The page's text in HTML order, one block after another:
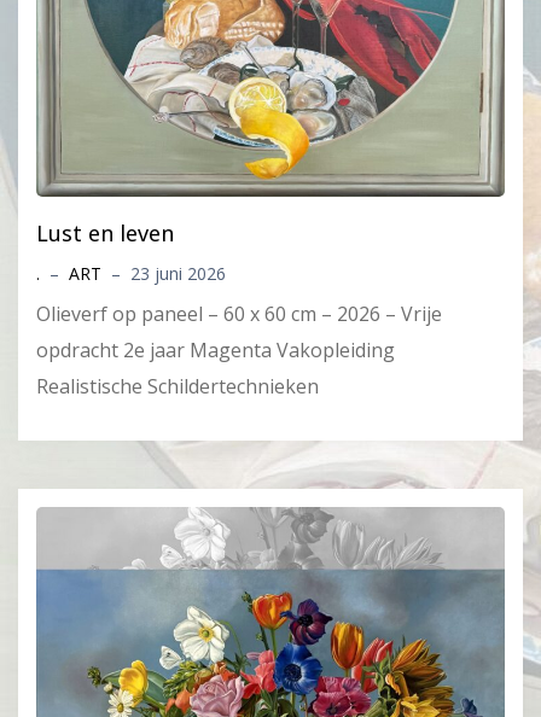
Lust en leven
. – ART – 23 juni 2026
Olieverf op paneel – 60 x 60 cm – 2026 – Vrije
opdracht 2e jaar Magenta Vakopleiding
Realistische Schildertechnieken